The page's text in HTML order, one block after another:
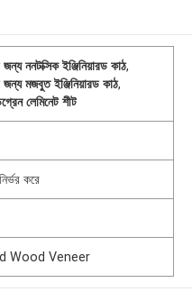
ননটক্সিক ইঞ্জিনিয়ারড কাঠ,
মজবুত ইঞ্জিনিয়ারড কাঠ,
লেমিনেট শীট
করে
Wood Veneer